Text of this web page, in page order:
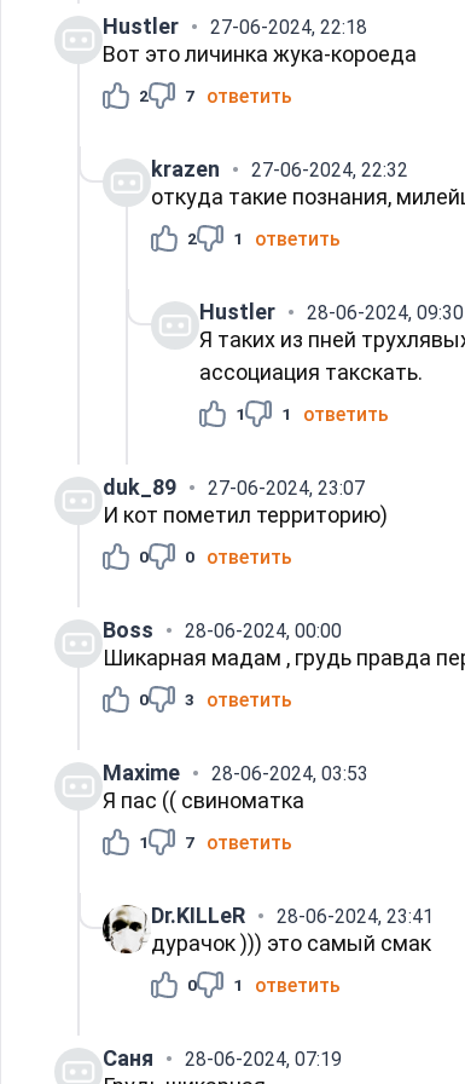
Hustler 27-06-2024, 22:18
Вот это личинка жука-короеда
2 7 ответить
krazen 27-06-2024, 22:32
откуда такие познания,
2 1 ответить
Hustler 28-06-2024, 09:30
Я таких из пней
ассоциация такскать.
1 1 ответить
duk_89 27-06-2024, 23:07
И кот пометил территорию)
0 0 ответить
Boss 28-06-2024, 00:00
Шикарная мадам , грудь правда
0 3 ответить
Maxime 28-06-2024, 03:53
Я пас (( свиноматка
1 7 ответить
Dr.KILLeR 28-06-2024, 23:41
дурачок ))) это самый смак
0 1 ответить
Саня 28-06-2024, 07:19